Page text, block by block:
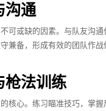
沟通
可或缺的因素。与队友沟
兼备，形成有效的团队作战
枪法训练
核心。练习瞄准技巧，掌